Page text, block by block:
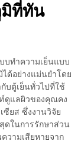
ที่ทัน
ทำความเย็นแบบ
ด้อย่างแม่นยำโดย
บตู้เย็นทั่วไปที่ใช้
ดูแลผิวของคุณคง
ซียส ซึ่งงานวิจัย
ดในการรักษาส่วน
วามเสียหายจาก